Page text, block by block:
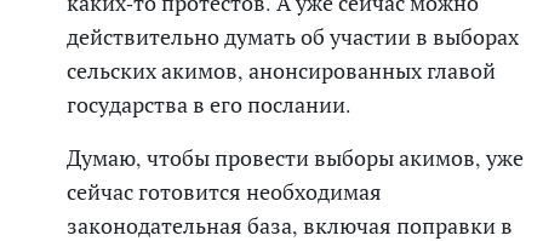
действительно думать об участии в выборах
сельских акимов, анонсированных главой
государства в его послании.
Думаю, чтобы провести выборы акимов, уже
сейчас готовится необходимая
законодательная база, включая поправки в